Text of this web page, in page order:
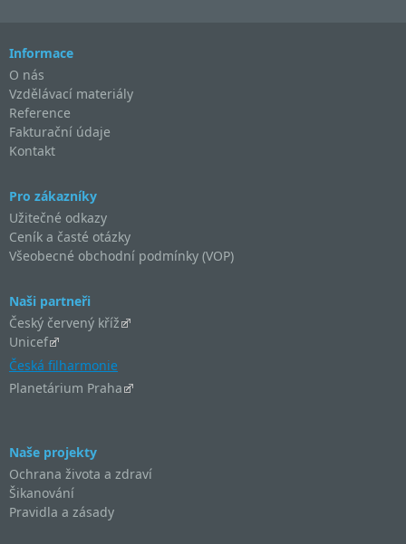
Informace
O nás
Vzdělávací materiály
Reference
Fakturační údaje
Kontakt
Pro zákazníky
Užitečné odkazy
Ceník a časté otázky
Všeobecné obchodní podmínky (VOP)
Naši partneři
Český červený kříž
Unicef
Česká filharmonie
Planetárium Praha
Naše projekty
Ochrana života a zdraví
Šikanování
Pravidla a zásady